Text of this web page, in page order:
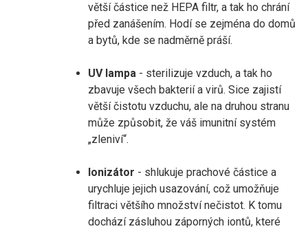
větší částice než HEPA filtr, a tak ho chrání
před zanášením. Hodí se zejména do domů
a bytů, kde se nadměrně práší.
UV lampa - sterilizuje vzduch, a tak ho
zbavuje všech bakterií a virů. Sice zajistí
větší čistotu vzduchu, ale na druhou stranu
může způsobit, že váš imunitní systém
„zleniví“.
Ionizátor - shlukuje prachové částice a
urychluje jejich usazování, což umožňuje
filtraci většího množství nečistot. K tomu
dochází zásluhou záporných iontů, které